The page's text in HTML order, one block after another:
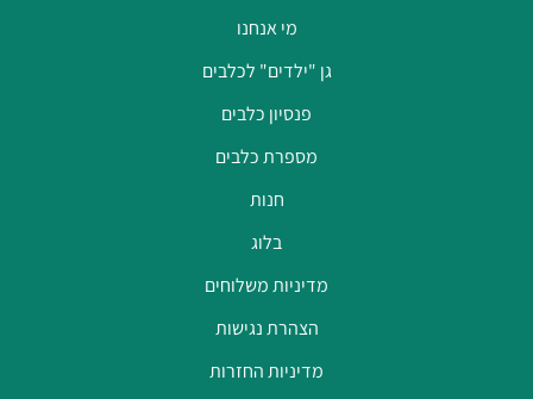
מי אנחנו
גן "ילדים" לכלבים
פנסיון כלבים
מספרת כלבים
חנות
בלוג
מדיניות משלוחים
הצהרת נגישות
מדיניות החזרות